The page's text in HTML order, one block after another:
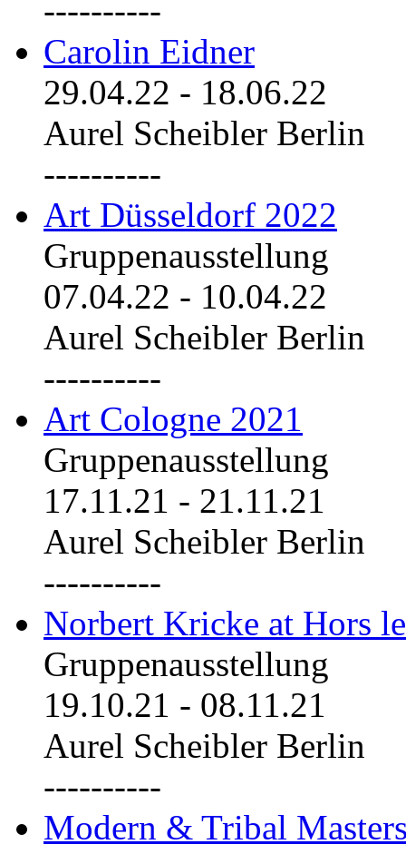
----------
Carolin Eidner
29.04.22 - 18.06.22
Aurel Scheibler Berlin
----------
Art Düsseldorf 2022
Gruppenausstellung
07.04.22 - 10.04.22
Aurel Scheibler Berlin
----------
Art Cologne 2021
Gruppenausstellung
17.11.21 - 21.11.21
Aurel Scheibler Berlin
----------
Norbert Kricke at Hors
Gruppenausstellung
19.10.21 - 08.11.21
Aurel Scheibler Berlin
----------
Modern & Tribal